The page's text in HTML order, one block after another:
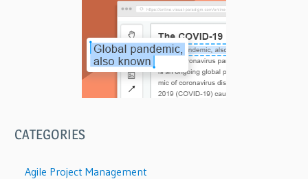
CATEGORIES
Agile Project Management